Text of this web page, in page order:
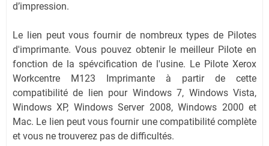
d’impression.
Le lien peut vous fournir de nombreux types de Pilotes
d'imprimante. Vous pouvez obtenir le meilleur Pilote en
fonction de la spévcification de l'usine. Le Pilote Xerox
Workcentre M123 Imprimante à partir de cette
compatibilité de lien pour Windows 7, Windows Vista,
Windows XP, Windows Server 2008, Windows 2000 et
Mac. Le lien peut vous fournir une compatibilité complète
et vous ne trouverez pas de difficultés.